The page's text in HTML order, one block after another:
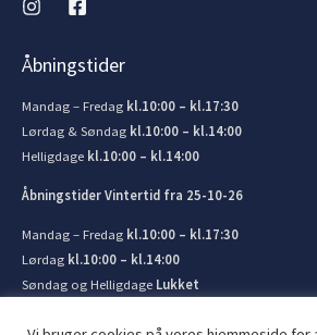
Åbningstider
Mandag – Fredag kl.10:00 – kl.17:30
Lørdag & Søndag kl.10:00 – kl.14:00
Helligdage kl.10:00 – kl.14:00
Åbningstider Vintertid fra 25-10-26
Mandag – Fredag kl.10:00 – kl.17:30
Lørdag kl.10:00 – kl.14:00
Søndag og Helligdage Lukket